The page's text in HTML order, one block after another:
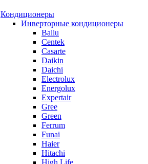
Кондиционеры
Инверторные кондиционеры
Ballu
Centek
Casarte
Daikin
Daichi
Electrolux
Energolux
Expertair
Gree
Green
Ferrum
Funai
Haier
Hitachi